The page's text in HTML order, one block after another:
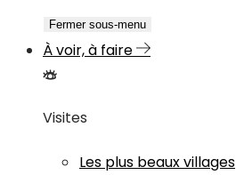
Fermer sous-menu
À voir, à faire
Visites
Les plus beaux villages